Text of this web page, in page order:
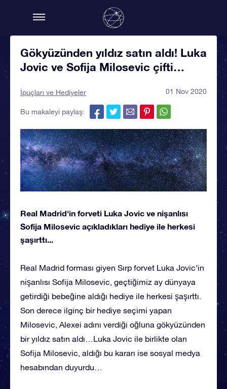
Gökyüzünden yıldız satın aldı! Luka
Jovic ve Sofija Milosevic çifti…
İpuçları ve Hediyeler 01 Nov 2020
Bu makaleyi paylaş:
Real Madrid'in forveti Luka Jovic ve nişanlısı
Sofija Milosevic açıkladıkları hediye ile herkesi
şaşırttı...
Real Madrid forması giyen Sırp forvet Luka Jovic’in
nişanlısı Sofija Milosevic, geçtiğimiz ay dünyaya
getirdiği bebeğine aldığı hediye ile herkesi şaşırttı.
Son derece ilginç bir hediye seçimi yapan
Milosevic, Alexei adını verdiği oğluna gökyüzünden
bir yıldız satın aldı…Luka Jovic ile birlikte olan
Sofija Milosevic, aldığı bu kararı ise sosyal medya
hesabından duyurdu…